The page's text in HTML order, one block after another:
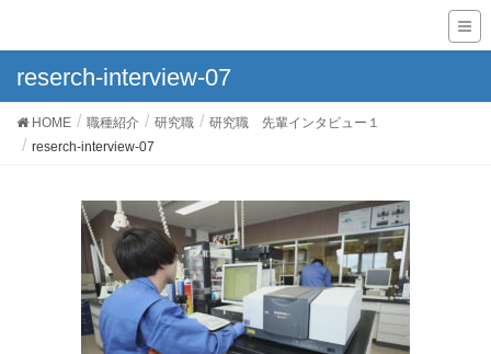
reserch-interview-07
HOME 職種紹介 研究職
研究職 先輩インタビュー１
reserch-interview-07